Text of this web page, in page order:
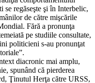
se regăseşte şi în Interbelic,
de către mişcările
Fără a pronunţa
pe studiile consultate,
politicieni s-au pronunţat
diacronic mai amplu,
spunând că pierderea
Ţinutul Herţa către URSS,